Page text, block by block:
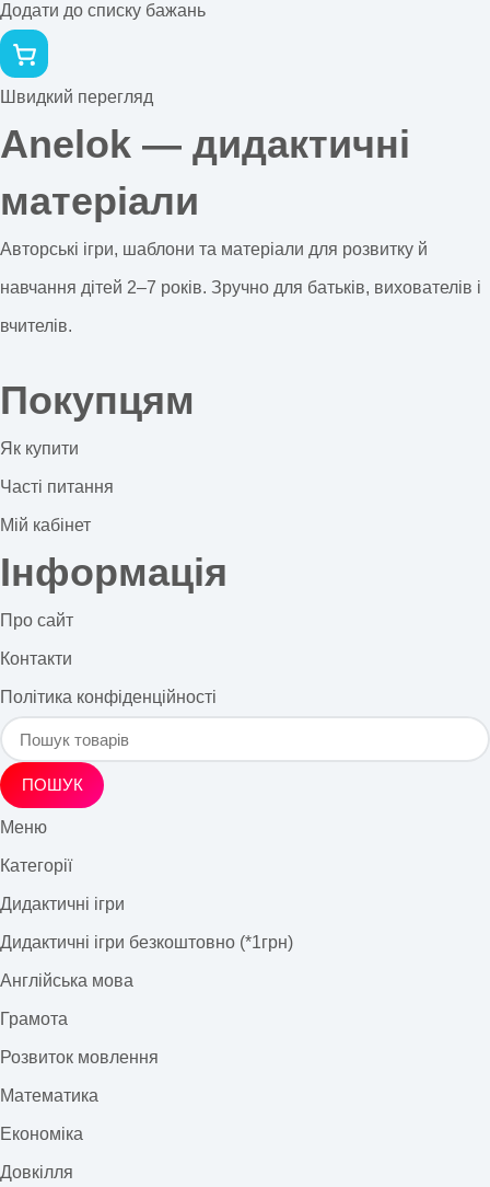
Додати до списку бажань
Швидкий перегляд
Anelok — дидактичні
матеріали
Авторські ігри, шаблони та матеріали для розвитку й
навчання дітей 2–7 років. Зручно для батьків, вихователів і
вчителів.
Покупцям
Як купити
Часті питання
Мій кабінет
Інформація
Про сайт
Контакти
Політика конфіденційності
ПОШУК
Меню
Категорії
Дидактичні ігри
Дидактичні ігри безкоштовно (*1грн)
Англійська мова
Грамота
Розвиток мовлення
Математика
Економіка
Довкілля